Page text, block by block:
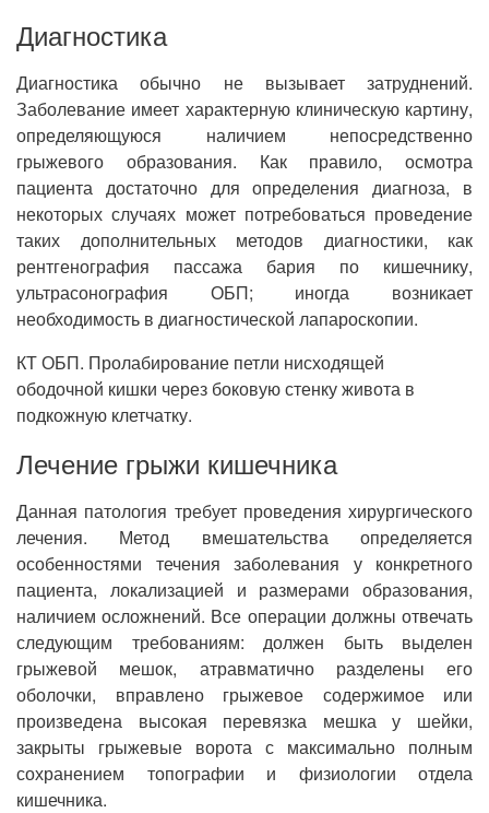
Диагностика
Диагностика обычно не вызывает затруднений.
Заболевание имеет характерную клиническую картину,
определяющуюся наличием непосредственно
грыжевого образования. Как правило, осмотра
пациента достаточно для определения диагноза, в
некоторых случаях может потребоваться проведение
таких дополнительных методов диагностики, как
рентгенография пассажа бария по кишечнику,
ультрасонография ОБП; иногда возникает
необходимость в диагностической лапароскопии.
КТ ОБП. Пролабирование петли нисходящей
ободочной кишки через боковую стенку живота в
подкожную клетчатку.
Лечение грыжи кишечника
Данная патология требует проведения хирургического
лечения. Метод вмешательства определяется
особенностями течения заболевания у конкретного
пациента, локализацией и размерами образования,
наличием осложнений. Все операции должны отвечать
следующим требованиям: должен быть выделен
грыжевой мешок, атравматично разделены его
оболочки, вправлено грыжевое содержимое или
произведена высокая перевязка мешка у шейки,
закрыты грыжевые ворота с максимально полным
сохранением топографии и физиологии отдела
кишечника.